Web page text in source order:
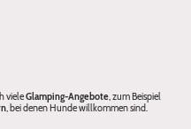
vieleGlamping-Angebote, zum Beispiel
, bei denen Hunde willkommen sind.